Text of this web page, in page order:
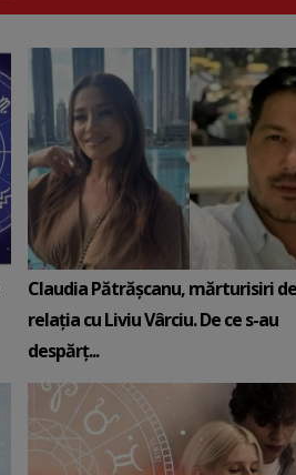
Claudia Pătrășcanu, mărturisiri
relația cu Liviu Vârciu. De ce s-au
despărț...